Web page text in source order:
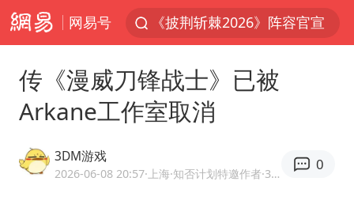
网易号
《披荆斩棘2026》阵容官宣
白海豚北上或致京津冀暴雨
世界第1特鲁姆普斯诺克中国赛一轮游
传《漫威刀锋战士》已被
Arkane工作室取消
3DM游戏
2026-06-08 20:57·上海 ·知否计划特邀作者·3DMGAME官方网易号
0